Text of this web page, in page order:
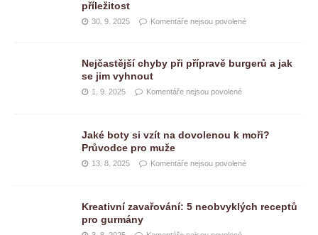
příležitost
30. 9. 2025 Komentáře nejsou povolené
Nejčastější chyby při přípravě burgerů a jak
se jim vyhnout
1. 9. 2025 Komentáře nejsou povolené
Jaké boty si vzít na dovolenou k moři?
Průvodce pro muže
13. 8. 2025 Komentáře nejsou povolené
Kreativní zavařování: 5 neobvyklých receptů
pro gurmány